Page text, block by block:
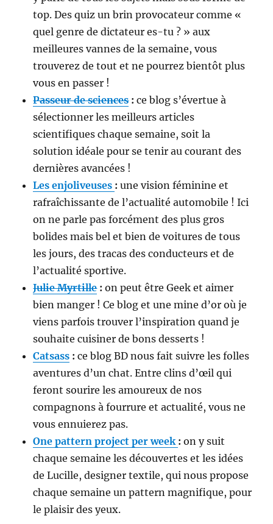
top. Des quiz un brin provocateur comme «
quel genre de dictateur es-tu ? » aux
meilleures vannes de la semaine, vous
trouverez de tout et ne pourrez bientôt plus
vous en passer !
Passeur de sciences:ce blog s’évertue à
sélectionner les meilleurs articles
scientifiques chaque semaine, soit la
solution idéale pour se tenir au courant des
dernières avancées !
Les enjoliveuses :une vision féminine et
rafraîchissante de l’actualité automobile ! Ici
on ne parle pas forcément des plus gros
bolides mais bel et bien de voitures de tous
les jours, des tracas des conducteurs et de
l’actualité sportive.
Julie Myrtille:on peut être Geek et aimer
bien manger ! Ce blog et une mine d’or où je
viens parfois trouver l’inspiration quand je
souhaite cuisiner de bons desserts !
Catsass :ce blog BD nous fait suivre les folles
aventures d’un chat. Entre clins d’œil qui
feront sourire les amoureux de nos
compagnons à fourrure et actualité, vous ne
vous ennuierez pas.
One pattern project per week :on y suit
chaque semaine les découvertes et les idées
de Lucille, designer textile, qui nous propose
chaque semaine un pattern magnifique, pour
le plaisir des yeux.